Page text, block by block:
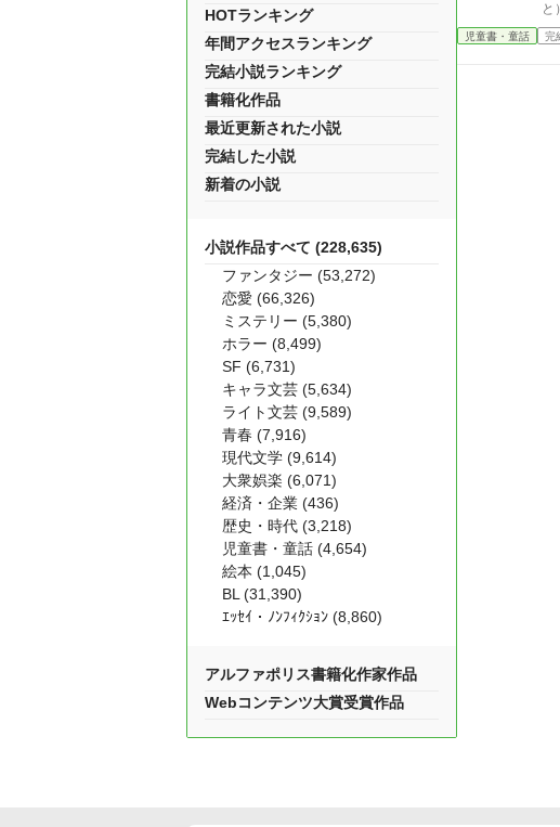
と
は
だ
児童書・童話 完
HOTランキング
年間アクセスランキング
完結小説ランキング
書籍化作品
最近更新された小説
完結した小説
新着の小説
小説作品すべて (228,635)
ファンタジー (53,272)
恋愛 (66,326)
ミステリー (5,380)
ホラー (8,499)
SF (6,731)
キャラ文芸 (5,634)
ライト文芸 (9,589)
青春 (7,916)
現代文学 (9,614)
大衆娯楽 (6,071)
経済・企業 (436)
歴史・時代 (3,218)
児童書・童話 (4,654)
絵本 (1,045)
BL (31,390)
ｴｯｾｲ・ﾉﾝﾌｨｸｼｮﾝ (8,860)
アルファポリス書籍化作家作品
Webコンテンツ大賞受賞作品